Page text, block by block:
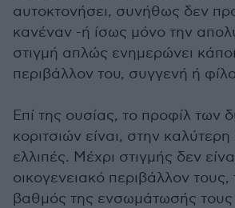
αυτοκτονήσει, συνήθως δεν
κανέναν -ή ίσως μόνο την
στιγμή απλώς ενημερώνει
περιβάλλον του, συγγενή ή
Επί της ουσίας, το προφίλ των
κοριτσιών είναι, στην
ελλιπές. Μέχρι στιγμής δεν
οικογενειακό περιβάλλον τους,
βαθμός της ενσωμάτωσής τους